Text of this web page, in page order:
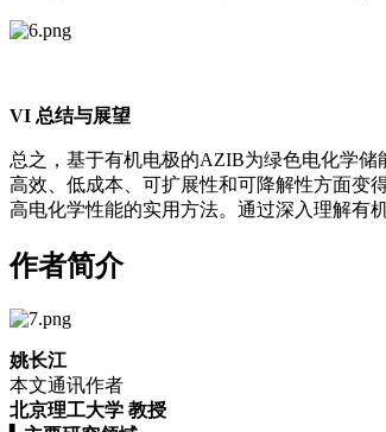
VI 总结与展望
总之，基于有机电极的AZIB为绿色电化学
高效、低成本、可扩展性和可降解性方面变
高电化学性能的实用方法。通过深入理解有
作者简介
姚长江
本文通讯作者
北京理工大学 教授